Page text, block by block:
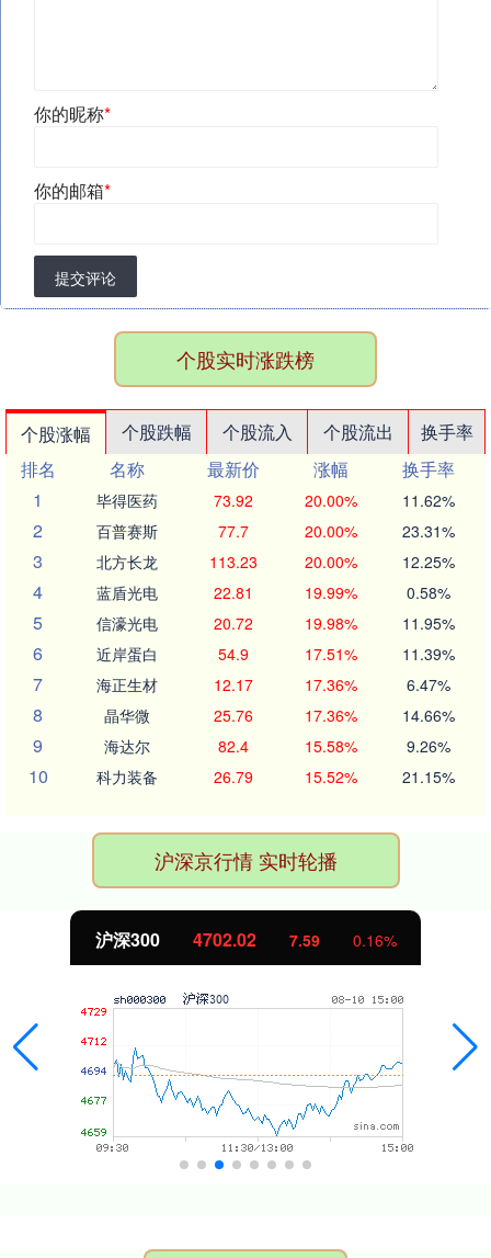
你的昵称*
你的邮箱*
提交评论
个股实时涨跌榜
个股涨幅 个股跌幅 个股流入 个股流出
换手率
排名
名称 最新价 涨幅
换手率
1
毕得医药 73.92 20.00% 11.62%
2 百普赛斯 77.7 20.00% 23.31%
3 北方长龙 113.23 20.00% 12.25%
4 蓝盾光电 22.81 19.99% 0.58%
5 信濠光电 20.72 19.98% 11.95%
6 近岸蛋白 54.9 17.51% 11.39%
7 海正生材 12.17 17.36% 6.47%
8 晶华微 25.76 17.36% 14.66%
9 海达尔 82.4 15.58% 9.26%
10 科力装备 26.79 15.52% 21.15%
沪深京行情 实时轮播
北证50 1122.88 -11.37 -1.00%